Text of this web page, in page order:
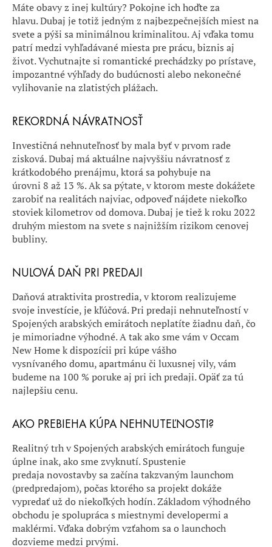
Máte obavy z inej kultúry? Pokojne ich hoďte za
hlavu. Dubaj je totiž jedným z najbezpečnejších miest na
svete a pýši sa minimálnou kriminalitou. Aj vďaka tomu
patrí medzi vyhľadávané miesta pre prácu, biznis aj
život. Vychutnajte si romantické prechádzky po prístave,
impozantné výhľady do budúcnosti alebo nekonečné
vylihovanie na zlatistých plážach.
REKORDNÁ NÁVRATNOSŤ
Investičná nehnuteľnosť by mala byť v prvom rade
zisková. Dubaj má aktuálne najvyššiu návratnosť z
krátkodobého prenájmu, ktorá sa pohybuje na
úrovni 8 až 13 %. Ak sa pýtate, v ktorom meste dokážete
zarobiť na realitách najviac, odpoveď nájdete niekoľko
stoviek kilometrov od domova. Dubaj je tiež k roku 2022
druhým miestom na svete s najnižším rizikom cenovej
bubliny.
NULOVÁ DAŇ PRI PREDAJI
Daňová atraktivita prostredia, v ktorom realizujeme
svoje investície, je kľúčová. Pri predaji nehnuteľností v
Spojených arabských emirátoch neplatíte žiadnu daň, čo
je mimoriadne výhodné. A tak ako sme vám v Occam
New Home k dispozícii pri kúpe vášho
vysnívaného domu, apartmánu či luxusnej vily, vám
budeme na 100 % poruke aj pri ich predaji. Opäť za tú
najlepšiu cenu.
AKO PREBIEHA KÚPA NEHNUTEĽNOSTI?
Realitný trh v Spojených arabských emirátoch funguje
úplne inak, ako sme zvyknutí. Spustenie
predaja novostavby sa začína takzvaným launchom
(predpredajom), počas ktorého sa projekt dokáže
vypredať už do niekoľkých hodín. Základom výhodného
obchodu je spolupráca s miestnymi developermi a
maklérmi. Vďaka dobrým vzťahom sa o launchoch
dozvieme medzi prvými.